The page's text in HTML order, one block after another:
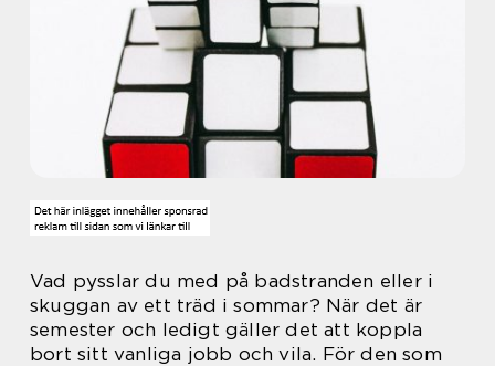
Vad pysslar du med på badstranden eller i
skuggan av ett träd i sommar? När det är
semester och ledigt gäller det att koppla
bort sitt vanliga jobb och vila. För den som